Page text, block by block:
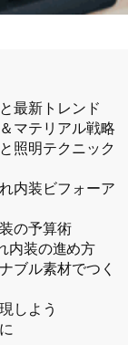
最新トレンド
マテリアル戦略
照明テクニック
内装ビフォーア
の予算術
内装の進め方
ブル素材でつく
しよう